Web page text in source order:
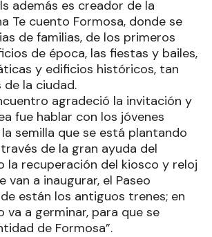
además es creador de la
Te cuento Formosa, donde se
de familias, de los primeros
de época, las fiestas y bailes,
y edificios históricos, tan
la ciudad.
agradeció la invitación y
fue hablar con los jóvenes
semilla que se está plantando
de la gran ayuda del
la recuperación del kiosco y reloj
van a inaugurar, el Paseo
están los antiguos trenes; en
va a germinar, para que se
de Formosa”.